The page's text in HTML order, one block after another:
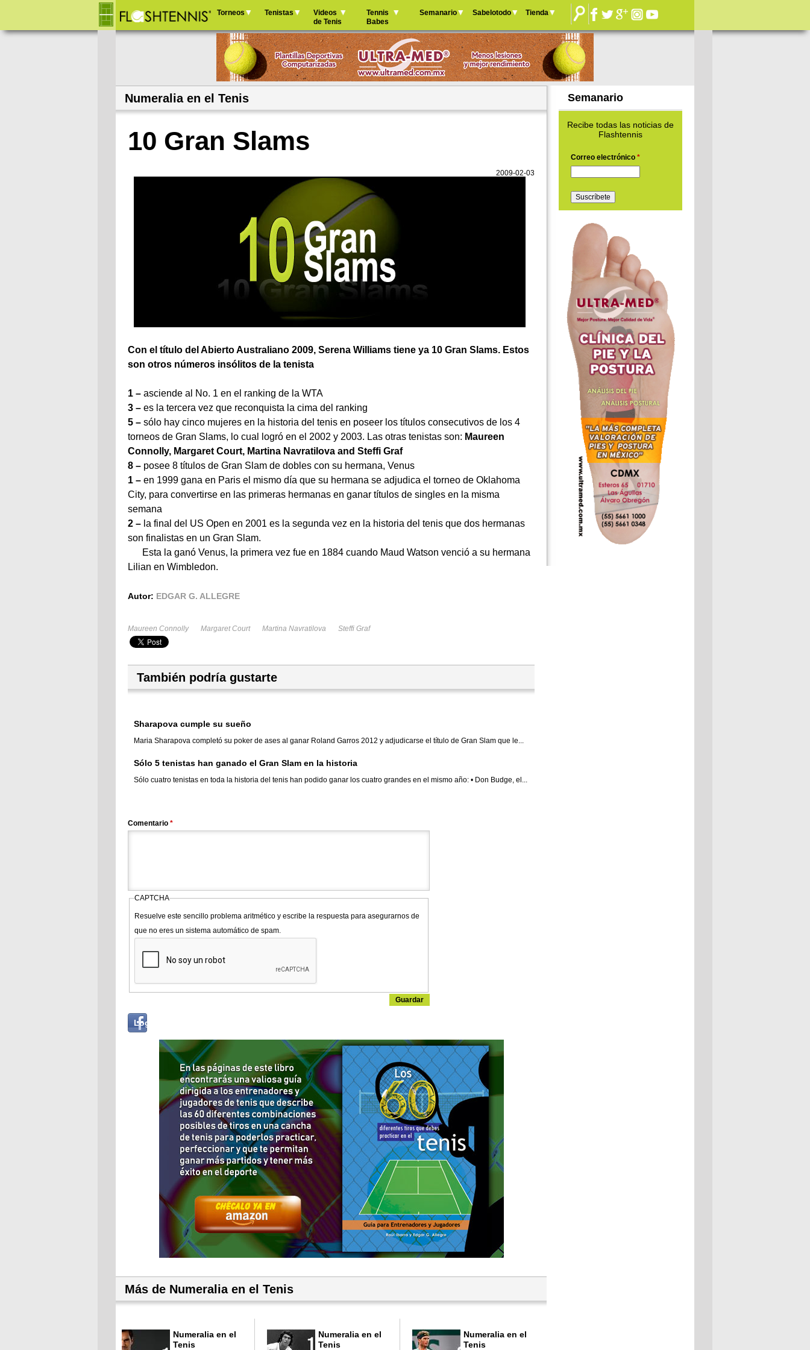
Jump to navigation
principal
Torneos Tenistas
Videos
de Tenis
Tennis
Babes
Semanario Sabelotodo Tienda
Numeralia en el Tenis
10 Gran Slams
2009-02-03
Con el título del Abierto Australiano 2009, Serena Williams tiene ya 10 Gran Slams. Estos
son otros números insólitos de la tenista
1 – asciende al No. 1 en el ranking de la WTA
3 – es la tercera vez que reconquista la cima del ranking
5 – sólo hay cinco mujeres en la historia del tenis en poseer los títulos consecutivos de los 4
torneos de Gran Slams, lo cual logró en el 2002 y 2003. Las otras tenistas son: Maureen
Connolly, Margaret Court, Martina Navratilova and Steffi Graf
8 – posee 8 títulos de Gran Slam de dobles con su hermana, Venus
1 – en 1999 gana en Paris el mismo día que su hermana se adjudica el torneo de Oklahoma
City, para convertirse en las primeras hermanas en ganar títulos de singles en la misma
semana
2 – la final del US Open en 2001 es la segunda vez en la historia del tenis que dos hermanas
son finalistas en un Gran Slam.
Esta la ganó Venus, la primera vez fue en 1884 cuando Maud Watson venció a su hermana
Lilian en Wimbledon.
Autor: EDGAR G. ALLEGRE
Maureen Connolly Margaret Court Martina Navratilova Steffi Graf
También podría gustarte
Sharapova cumple su sueño
Maria Sharapova completó su poker de ases al ganar Roland Garros 2012 y adjudicarse el título de Gran Slam que le...
Sólo 5 tenistas han ganado el Gran Slam en la historia
Sólo cuatro tenistas en toda la historia del tenis han podido ganar los cuatro grandes en el mismo año: • Don Budge, el...
Comentario *
CAPTCHA
Resuelve este sencillo problema aritmético y escribe la respuesta para asegurarnos de
que no eres un sistema automático de spam.
Log in with...
Más de Numeralia en el Tenis
Numeralia en el
Tenis
Numeralia en el
Tenis
Numeralia en el
Tenis
Semanario
Recibe todas las noticias de
Flashtennis
Correo electrónico *